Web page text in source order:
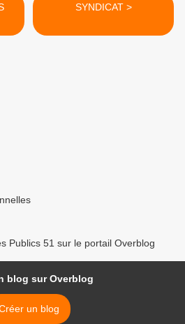
SYNDICAT >
Publics 51 sur le portail Overblog
blog sur Overblog
un blog